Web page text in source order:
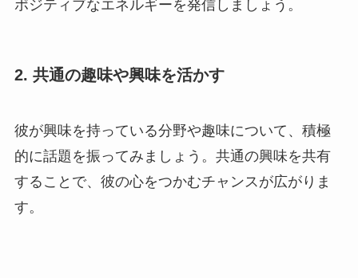
ポジティブなエネルギーを発信しましょう。
2. 共通の趣味や興味を活かす
彼が興味を持っている分野や趣味について、積極
的に話題を振ってみましょう。共通の興味を共有
することで、彼の心をつかむチャンスが広がりま
す。